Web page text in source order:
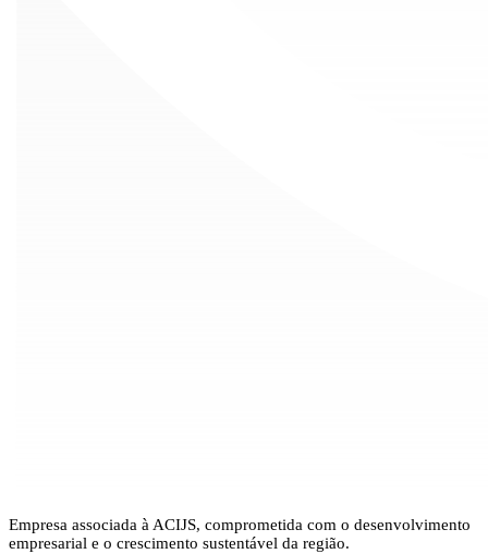
Empresa associada à ACIJS, comprometida com o desenvolvimento
empresarial e o crescimento sustentável da região.